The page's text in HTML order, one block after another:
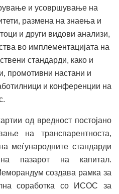
и усовршување на
размена на знаења и
и други видови анализи,
во имплементацијата на
стандарди, како и
промотивни настани и
и конференции на
од вредност постојано
на транспарентноста,
меѓународните стандарди
пазарот на капитал.
создава рамка за
соработка со ИСОС за